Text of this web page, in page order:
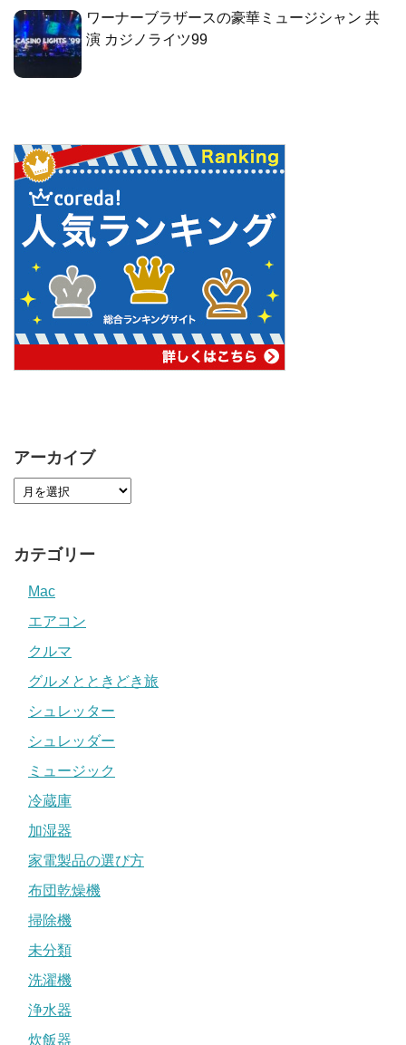
ワーナーブラザースの豪華ミュージシャン 共
演 カジノライツ99
アーカイブ
カテゴリー
Mac
エアコン
クルマ
グルメとときどき旅
シュレッター
シュレッダー
ミュージック
冷蔵庫
加湿器
家電製品の選び方
布団乾燥機
掃除機
未分類
洗濯機
浄水器
炊飯器